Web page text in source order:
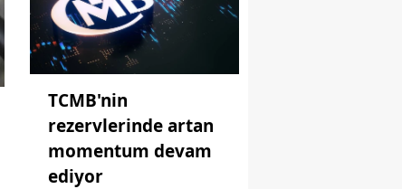
TCMB'nin
rezervlerinde artan
momentum devam
ediyor